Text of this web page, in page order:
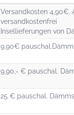
Versandkosten 4,90€.
versandkostenfrei
Insellieferungen von
9,90€
9,90,- € pauschal.
25 € pauschal.